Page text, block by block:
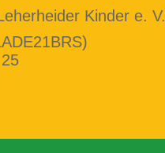
Kinder e. V.